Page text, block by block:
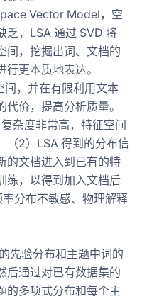
Vector Model，空
乏，LSA 通过 SVD 将
间，挖掘出词、文档的
更本质地表达。
，并在有限利用文本
价，提高分析质量。
度非常高，特征空间
（2）LSA 得到的分布信
的文档进入到已有的特
练，以得到加入文档后
分布不敏感、物理解释
验分布和主题中词的
后通过对已有数据集的
的多项式分布和每个主